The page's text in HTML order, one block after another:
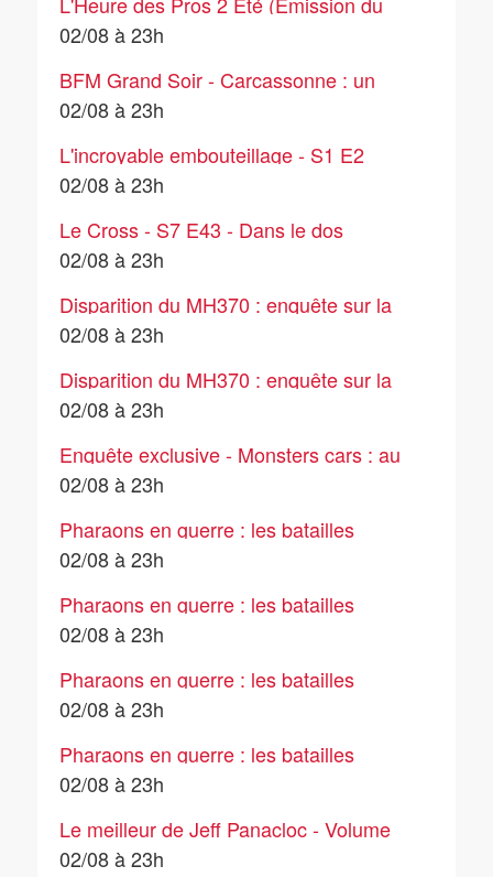
02/08/2026)
02/08 à 23h
BFM Grand Soir - Carcassonne : un
important départ de feu sur l'A61 –
02/08 à 23h
L'incroyable embouteillage - S1 E2
02/08 à 23h
Le Cross - S7 E43 - Dans le dos
02/08 à 23h
Disparition du MH370 : enquête sur la
disparition d'un avion fantôme - S1E2 -
02/08 à 23h
Disparition du MH370 : enquête sur la
disparition d'un avion fantôme - S1E1 -
02/08 à 23h
Enquête exclusive - Monsters cars : au
cœur des shows de l'extrême
02/08 à 23h
Pharaons en guerre : les batailles
légendaires de l'Egypte - S1E3 -
02/08 à 23h
Pharaons en guerre : les batailles
légendaires de l'Egypte - S1E2 - La
02/08 à 23h
Pharaons en guerre : les batailles
légendaires de l'Egypte - S1E4 -
02/08 à 23h
Pharaons en guerre : les batailles
légendaires de l'Egypte - S1E1 -
02/08 à 23h
Le meilleur de Jeff Panacloc - Volume
2
02/08 à 23h